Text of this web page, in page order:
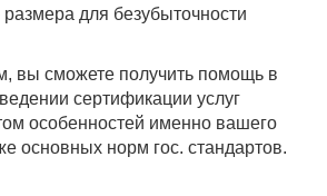
для безубыточности
вы сможете получить помощь в
сертификации услуг
особенностей именно вашего
основных норм гос. стандартов.